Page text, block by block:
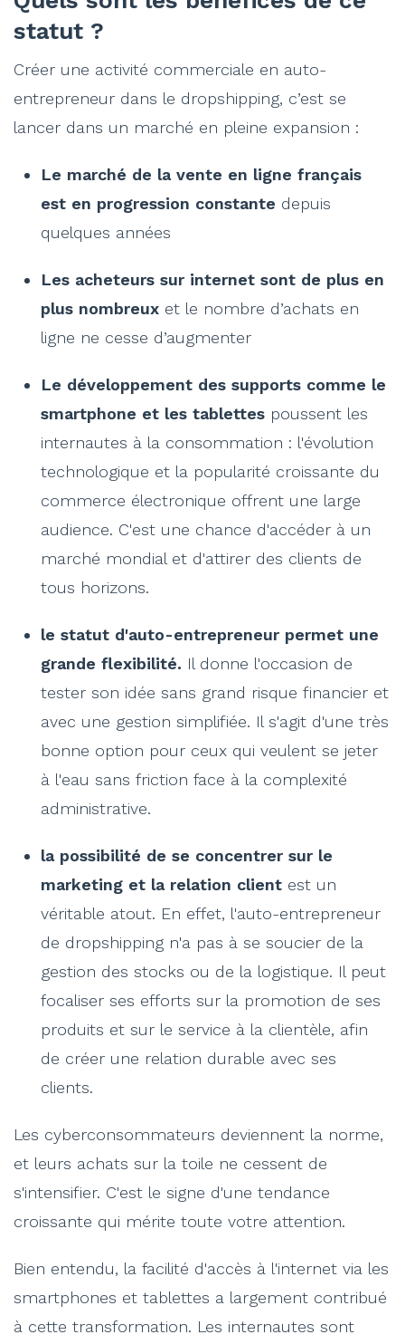
statut ?
Créer une activité commerciale en auto-
entrepreneur dans le dropshipping, c’est se
lancer dans un marché en pleine expansion :
Le marché de la vente en ligne français
est en progression constante depuis
quelques années
Les acheteurs sur internet sont de plus en
plus nombreux et le nombre d’achats en
ligne ne cesse d’augmenter
Le développement des supports comme le
smartphone et les tablettes poussent les
internautes à la consommation : l'évolution
technologique et la popularité croissante du
commerce électronique offrent une large
audience. C'est une chance d'accéder à un
marché mondial et d'attirer des clients de
tous horizons.
le statut d'auto-entrepreneur permet une
grande flexibilité. Il donne l'occasion de
tester son idée sans grand risque financier et
avec une gestion simplifiée. Il s'agit d'une très
bonne option pour ceux qui veulent se jeter
à l'eau sans friction face à la complexité
administrative.
la possibilité de se concentrer sur le
marketing et la relation client est un
véritable atout. En effet, l'auto-entrepreneur
de dropshipping n'a pas à se soucier de la
gestion des stocks ou de la logistique. Il peut
focaliser ses efforts sur la promotion de ses
produits et sur le service à la clientèle, afin
de créer une relation durable avec ses
clients.
Les cyberconsommateurs deviennent la norme,
et leurs achats sur la toile ne cessent de
s'intensifier. C'est le signe d'une tendance
croissante qui mérite toute votre attention.
Bien entendu, la facilité d'accès à l'internet via les
smartphones et tablettes a largement contribué
à cette transformation. Les internautes sont